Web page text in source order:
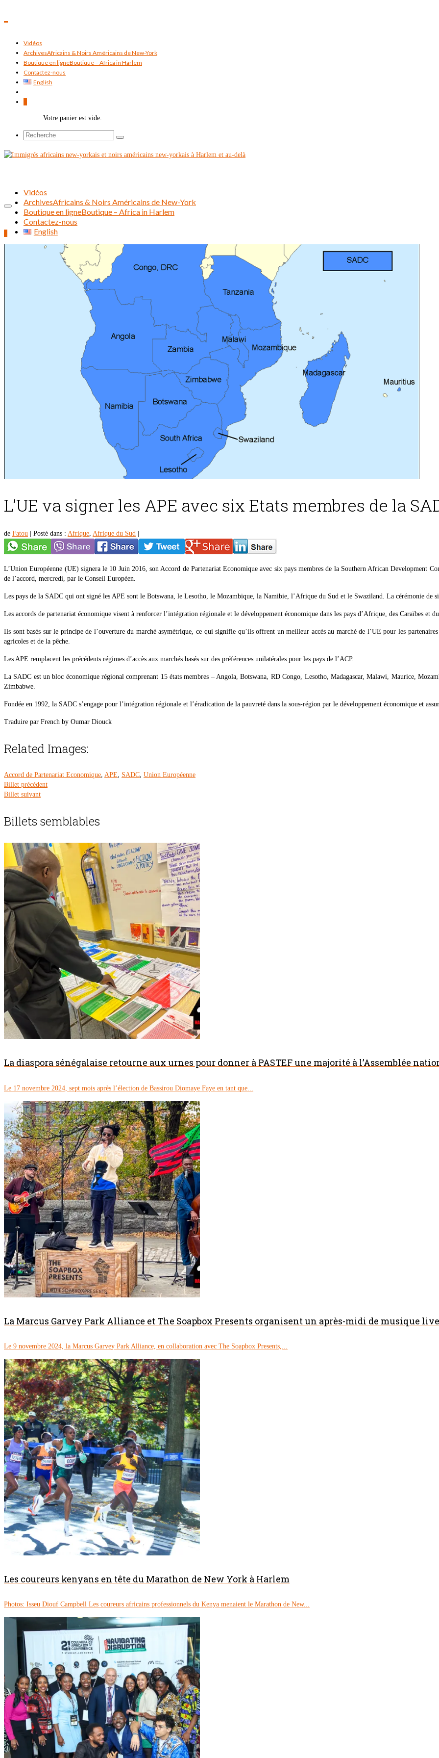
Vidéos
ArchivesAfricains & Noirs Américains de New-York
Boutique en ligneBoutique – Africa in Harlem
Contactez-nous
English
Votre panier est vide.
Rechercher :
Vidéos
ArchivesAfricains & Noirs Américains de New-York
Boutique en ligneBoutique – Africa in Harlem
Contactez-nous
English
L’UE va signer les APE avec six Etats membres de la
de Fatou Posté dans : Afrique, Afrique du Sud
L’Union Européenne (UE) signera le 10 Juin 2016, son Accord de Partenariat Economique avec six pays membres de la Southern African Development
de l’accord, mercredi, par le Conseil Européen.
Les pays de la SADC qui ont signé les APE sont le Botswana, le Lesotho, le Mozambique, la Namibie, l’Afrique du Sud et le Swaziland. La cérémonie de
Les accords de partenariat économique visent à renforcer l’intégration régionale et le développement économique dans les pays d’Afrique, des Caraïbes et
Ils sont basés sur le principe de l’ouverture du marché asymétrique, ce qui signifie qu’ils offrent un meilleur accès au marché de l’UE pour les
agricoles et de la pêche.
Les APE remplacent les précédents régimes d’accès aux marchés basés sur des préférences unilatérales pour les pays de l’ACP.
La SADC est un bloc économique régional comprenant 15 états membres – Angola, Botswana, RD Congo, Lesotho, Madagascar, Malawi, Maurice,
Zimbabwe.
Fondée en 1992, la SADC s’engage pour l’intégration régionale et l’éradication de la pauvreté dans la sous-région par le développement économique et
Traduire par French by Oumar Diouck
Related Images:
Accord de Partenariat Economique, APE, SADC, Union Européenne
Billet précédent
Billet suivant
Billets semblables
La diaspora sénégalaise retourne aux urnes pour donner à PASTEF une majorité à l’Assemblée
Le 17 novembre 2024, sept mois après l’élection de Bassirou Diomaye Faye en tant que...
La Marcus Garvey Park Alliance et The Soapbox Presents organisent un après-midi de musique
Le 9 novembre 2024, la Marcus Garvey Park Alliance, en collaboration avec The Soapbox Presents,...
Les coureurs kenyans en tête du Marathon de New York à Harlem
Photos: Isseu Diouf Campbell Les coureurs africains professionnels du Kenya menaient le Marathon de New...